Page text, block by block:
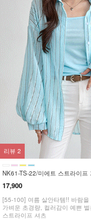
NK61-TS-22/미에트 스트라이프
셔츠_YN
17,900
[55-100] 여름 살안타템!! 바람을
가벼운 초경량, 컬러감이 예쁜 벌
스트라이프 셔츠
리뷰 2